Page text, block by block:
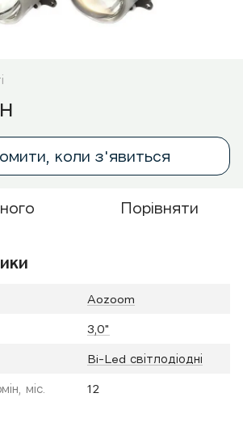
коли з'явиться
Порівняти
Aozoom
3,0"
Bi-Led світлодіодні
міс. 12